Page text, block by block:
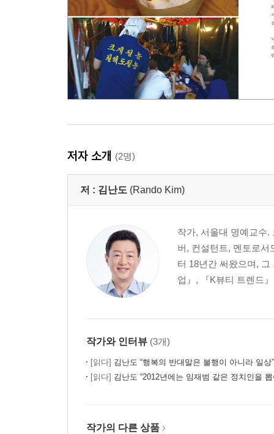
글로벌 무대, 열정은 갖되 환상은 버려라!
B Business for Happiness
돈을 위해 일하지 말라 , 행복을 위해 일하라
문화이민자들이 쏘아올린 작은 행복
타인의 시선 대신 내 안의 열정을 느껴라!
에필로그│트렌드의 중심에서 일자리를 외치다:
저자 소개 (2명)
저 : 김난도 (Rando Kim)
작가, 서울대 명예교수
버, 컨설턴트, 멘토로서
터 18년간 써왔으며,
업』, 『K뷰티 트렌드
작가와 인터뷰 (3개)
[읽다] 김난도 “행복의 반대말은 불행이 아니라 일상”
[읽다] 김난도 “2012년에는 임재범 같은 정치인을 뽑
작가의 다른 상품